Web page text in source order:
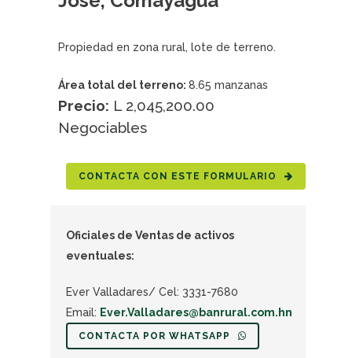
Propiedad en zona rural, lote de terreno.
Área total del terreno: 8.65 manzanas
Precio: L 2,045,200.00
Negociables
CONTACTA CON ESTE FORMULARIO
Oficiales de Ventas de activos
eventuales:
Ever Valladares/ Cel: 3331-7680
Email: Ever.Valladares@banrural.com.hn
CONTACTA POR WHATSAPP